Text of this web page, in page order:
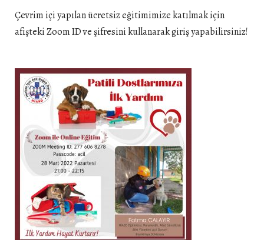
Çevrim içi yapılan ücretsiz eğitimimize katılmak için
afişteki Zoom ID ve şifresini kullanarak giriş yapabilirsiniz!